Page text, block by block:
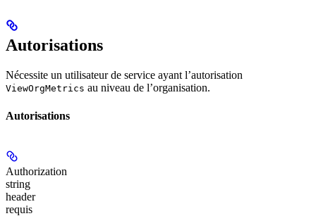
Autorisations
Nécessite un utilisateur de service ayant l’autorisation
ViewOrgMetrics au niveau de l’organisation.
Autorisations
Authorization
string
header
requis